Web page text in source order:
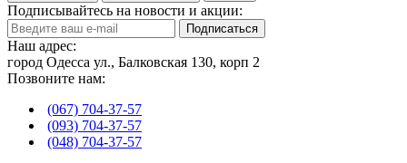
Подписывайтесь на новости и акции:
Подписаться
Наш адрес:
город Одесса ул., Балковская 130, корп 2
Позвоните нам:
(067) 704-37-57
(093) 704-37-57
(048) 704-37-57